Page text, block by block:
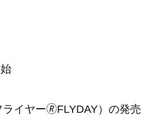
イヤー🄬FLYDAY） の発売